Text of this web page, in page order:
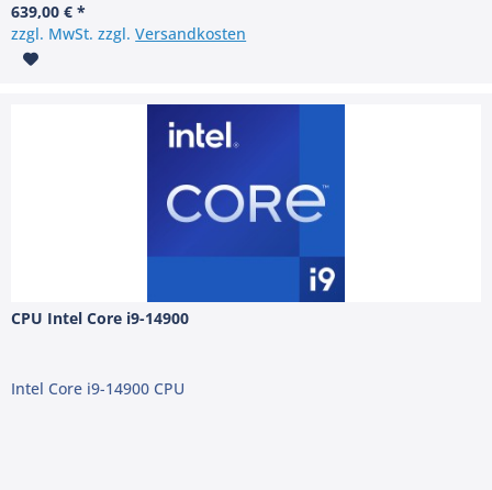
639,00 € *
zzgl. MwSt. zzgl.Versandkosten
CPU Intel Core i9-14900
Intel Core i9-14900 CPU